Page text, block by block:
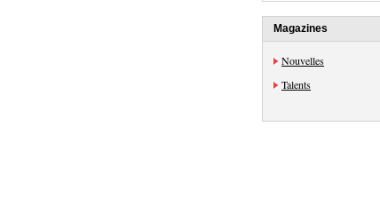
Magazines
Nouvelles
Talents